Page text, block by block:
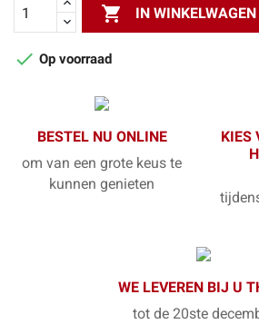
 IN WINKELWAGEN
 Op voorraad
BESTEL NU ONLINE
om van een grote keus te
kunnen genieten
KIES
WE LEVEREN BIJ U
tot de 20ste